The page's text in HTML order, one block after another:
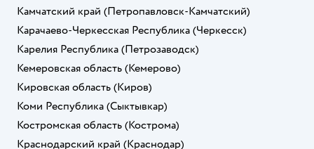
Камчатский край (Петропавловск-Камчатский)
Карачаево-Черкесская Республика (Черкесск)
Карелия Республика (Петрозаводск)
Кемеровская область (Кемерово)
Кировская область (Киров)
Коми Республика (Сыктывкар)
Костромская область (Кострома)
Краснодарский край (Краснодар)